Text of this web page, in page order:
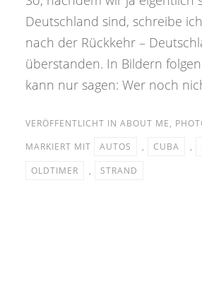
Deutschland sind, schreibe
nach der Rückkehr –
überstanden. In Bildern
kann nur sagen: Wer noch
VERÖFFENTLICHT IN ABOUT ME,
MARKIERT MIT
AUTOS , CUBA ,
OLDTIMER
, STRAND